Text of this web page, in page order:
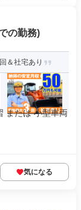
の勤務)
＆社宅あり
または 小型車両
気になる